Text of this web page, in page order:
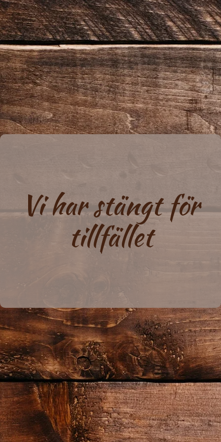
Vi har stängt för
tillfället